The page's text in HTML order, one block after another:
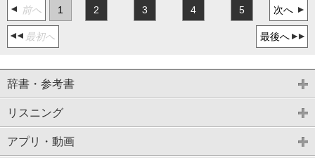
最初へ
前へ 1 2 3 4 5 次へ
最後へ
辞書・参考書
リスニング
アプリ・動画